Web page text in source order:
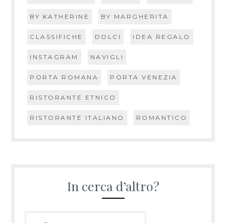
BY KATHERINE BY MARGHERITA
CLASSIFICHE DOLCI IDEA REGALO
INSTAGRAM NAVIGLI
PORTA ROMANA PORTA VENEZIA
RISTORANTE ETNICO
RISTORANTE ITALIANO ROMANTICO
In cerca d’altro?